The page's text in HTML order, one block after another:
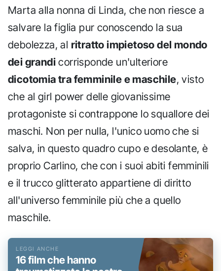
Marta alla nonna di Linda, che non riesce a
salvare la figlia pur conoscendo la sua
debolezza, al ritratto impietoso del mondo
dei grandi corrisponde un'ulteriore
dicotomia tra femminile e maschile, visto
che al girl power delle giovanissime
protagoniste si contrappone lo squallore dei
maschi. Non per nulla, l'unico uomo che si
salva, in questo quadro cupo e desolante, è
proprio Carlino, che con i suoi abiti femminili
e il trucco glitterato appartiene di diritto
all'universo femminile più che a quello
maschile.
16 film che hanno